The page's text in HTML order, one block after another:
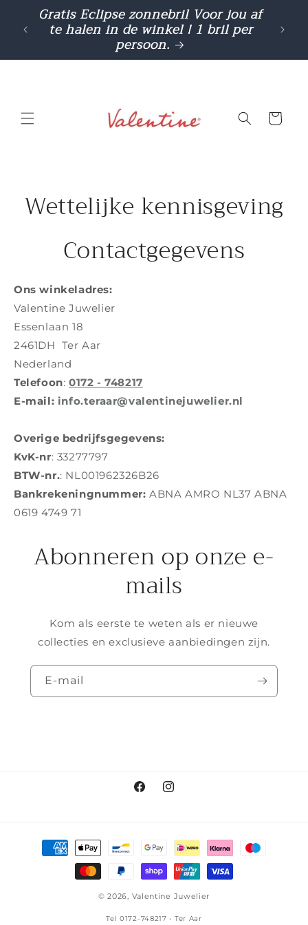
naar de
content
Gratis Eclipse zonnebril Voor jou af
te halen in de winkel ! 1 bril per
persoon.
Wettelijke kennisgeving
Contactgegevens
Ons winkeladres:
Valentine Juwelier
Essenlaan 18
2461DH Ter Aar
Nederland
Telefoon:0172 - 748217
E-mail: info.teraar@valentinejuwelier.nl
Overige bedrijfsgegevens:
KvK-nr: 33277797
BTW-nr.: NL001962326B26
Bankrekeningnummer: ABNA AMRO NL37 ABNA
0619 4749 71
Abonneren op onze e-
mails
Kom als eerste te weten als er nieuwe
collecties en exclusieve aanbiedingen zijn.
E‑mail
FacebookInstagram
Betaalmethoden
© 2026, Valentine Juwelier
Tel 0172-748217 • Ter Aar